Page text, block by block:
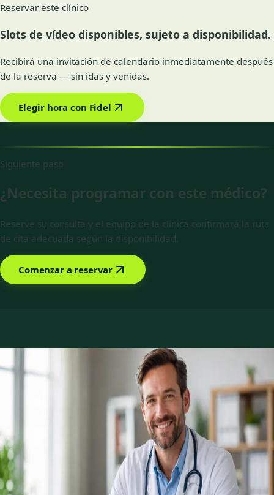
Reservar este clínico
Slots de vídeo disponibles, sujeto a disponibilidad.
Recibirá una invitación de calendario inmediatamente después
de la reserva — sin idas y venidas.
Elegir hora con Fidel
Siguiente paso
¿Necesita programar con este médico?
Reserve su consulta y el equipo de la clínica confirmará la ruta
de cita adecuada según la disponibilidad.
Comenzar a reservar
Reservar con Dr. Fidel Ernesto Mesa Prado
Servicios ofrecidos
Elige un servicio para ver las plazas disponibles con Fidel.